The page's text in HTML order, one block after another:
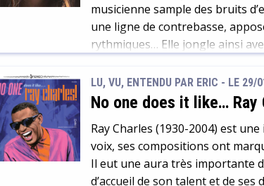
musicienne sample des bruits
une ligne de contrebasse,
rythmiques… Elle jongle ainsi
LU, VU, ENTENDU PAR ERIC - LE 29/
No one does it like… Ray
Ray Charles (1930-2004) est
voix, ses compositions ont
Il eut une aura très importante
d’accueil de son talent et de